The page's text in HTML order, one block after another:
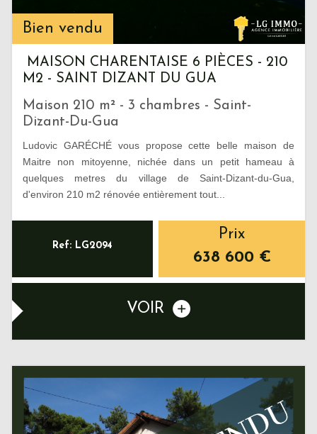
Bien vendu
MAISON CHARENTAISE 6 PIÈCES - 210
M2 - SAINT DIZANT DU GUA
Maison 210 m² - 3 chambres - Saint-
Dizant-Du-Gua
Ludovic GARÉCHÉ vous propose cette belle maison de
Maitre non mitoyenne, nichée dans un petit hameau à
quelques metres du village de Saint-Dizant-du-Gua,
d'environ 210 m2 rénovée entièrement tout...
Ref: LG2094
Prix
638 600 €
VOIR